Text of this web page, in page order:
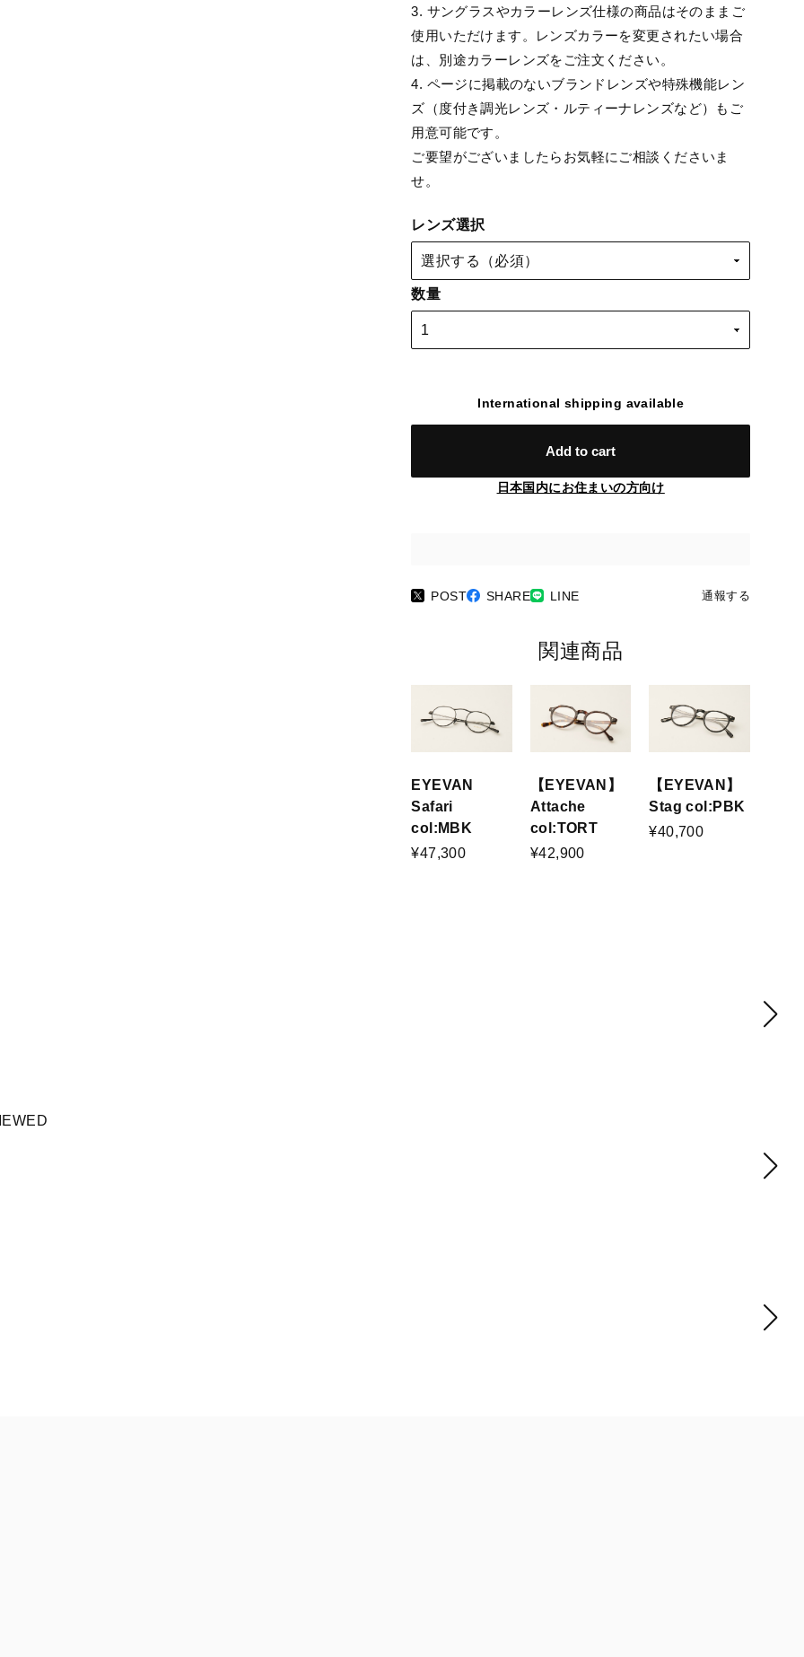
3. サングラスやカラーレンズ仕様の商品はそのままご
使用いただけます。レンズカラーを変更されたい場合
は、別途カラーレンズをご注文ください。
4. ページに掲載のないブランドレンズや特殊機能レン
ズ（度付き調光レンズ・ルティーナレンズなど）もご
用意可能です。
ご要望がございましたらお気軽にご相談くださいま
せ。
レンズ選択
数量
International shipping available
Add to cart
日本国内にお住まいの方向け
POST SHARE LINE 通報する
関連商品
EYEVAN
Safari
col:MBK
¥47,300
【EYEVAN】
Attache
col:TORT
¥42,900
【EYEVAN】
Stag col:PBK
¥40,700